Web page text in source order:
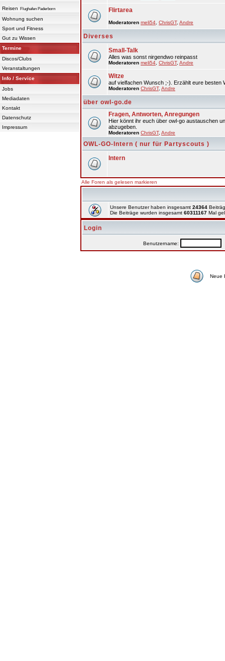
Reisen Flughafen Paderborn
Wohnung suchen
Sport und Fitness
Gut zu Wissen
Termine
Discos/Clubs
Veranstaltungen
Info / Service
Jobs
Mediadaten
Kontakt
Datenschutz
Impressum
Flirtarea
Moderatoren meli54 ChrisGT, Andre
Diverses
Small-Talk
Alles was sonst nirgendwo reinpasst
Moderatoren meli54 ChrisGT, Andre
Witze
auf vielfachen Wunsch ;-). Erzählt eure besten
Moderatoren ChrisGT, Andre
über owl-go.de
Fragen, Antworten, Anregungen
Hier könnt ihr euch über owl-go austauschen
abzugeben.
Moderatoren ChrisGT, Andre
OWL-GO-Intern ( nur für Partyscouts )
Intern
Alle Foren als gelesen markieren
Unsere Benutzer haben insgesamt 24364
Die Beiträge wurden insgesamt 60311167 Mal
Login
Benutzername:
Neue